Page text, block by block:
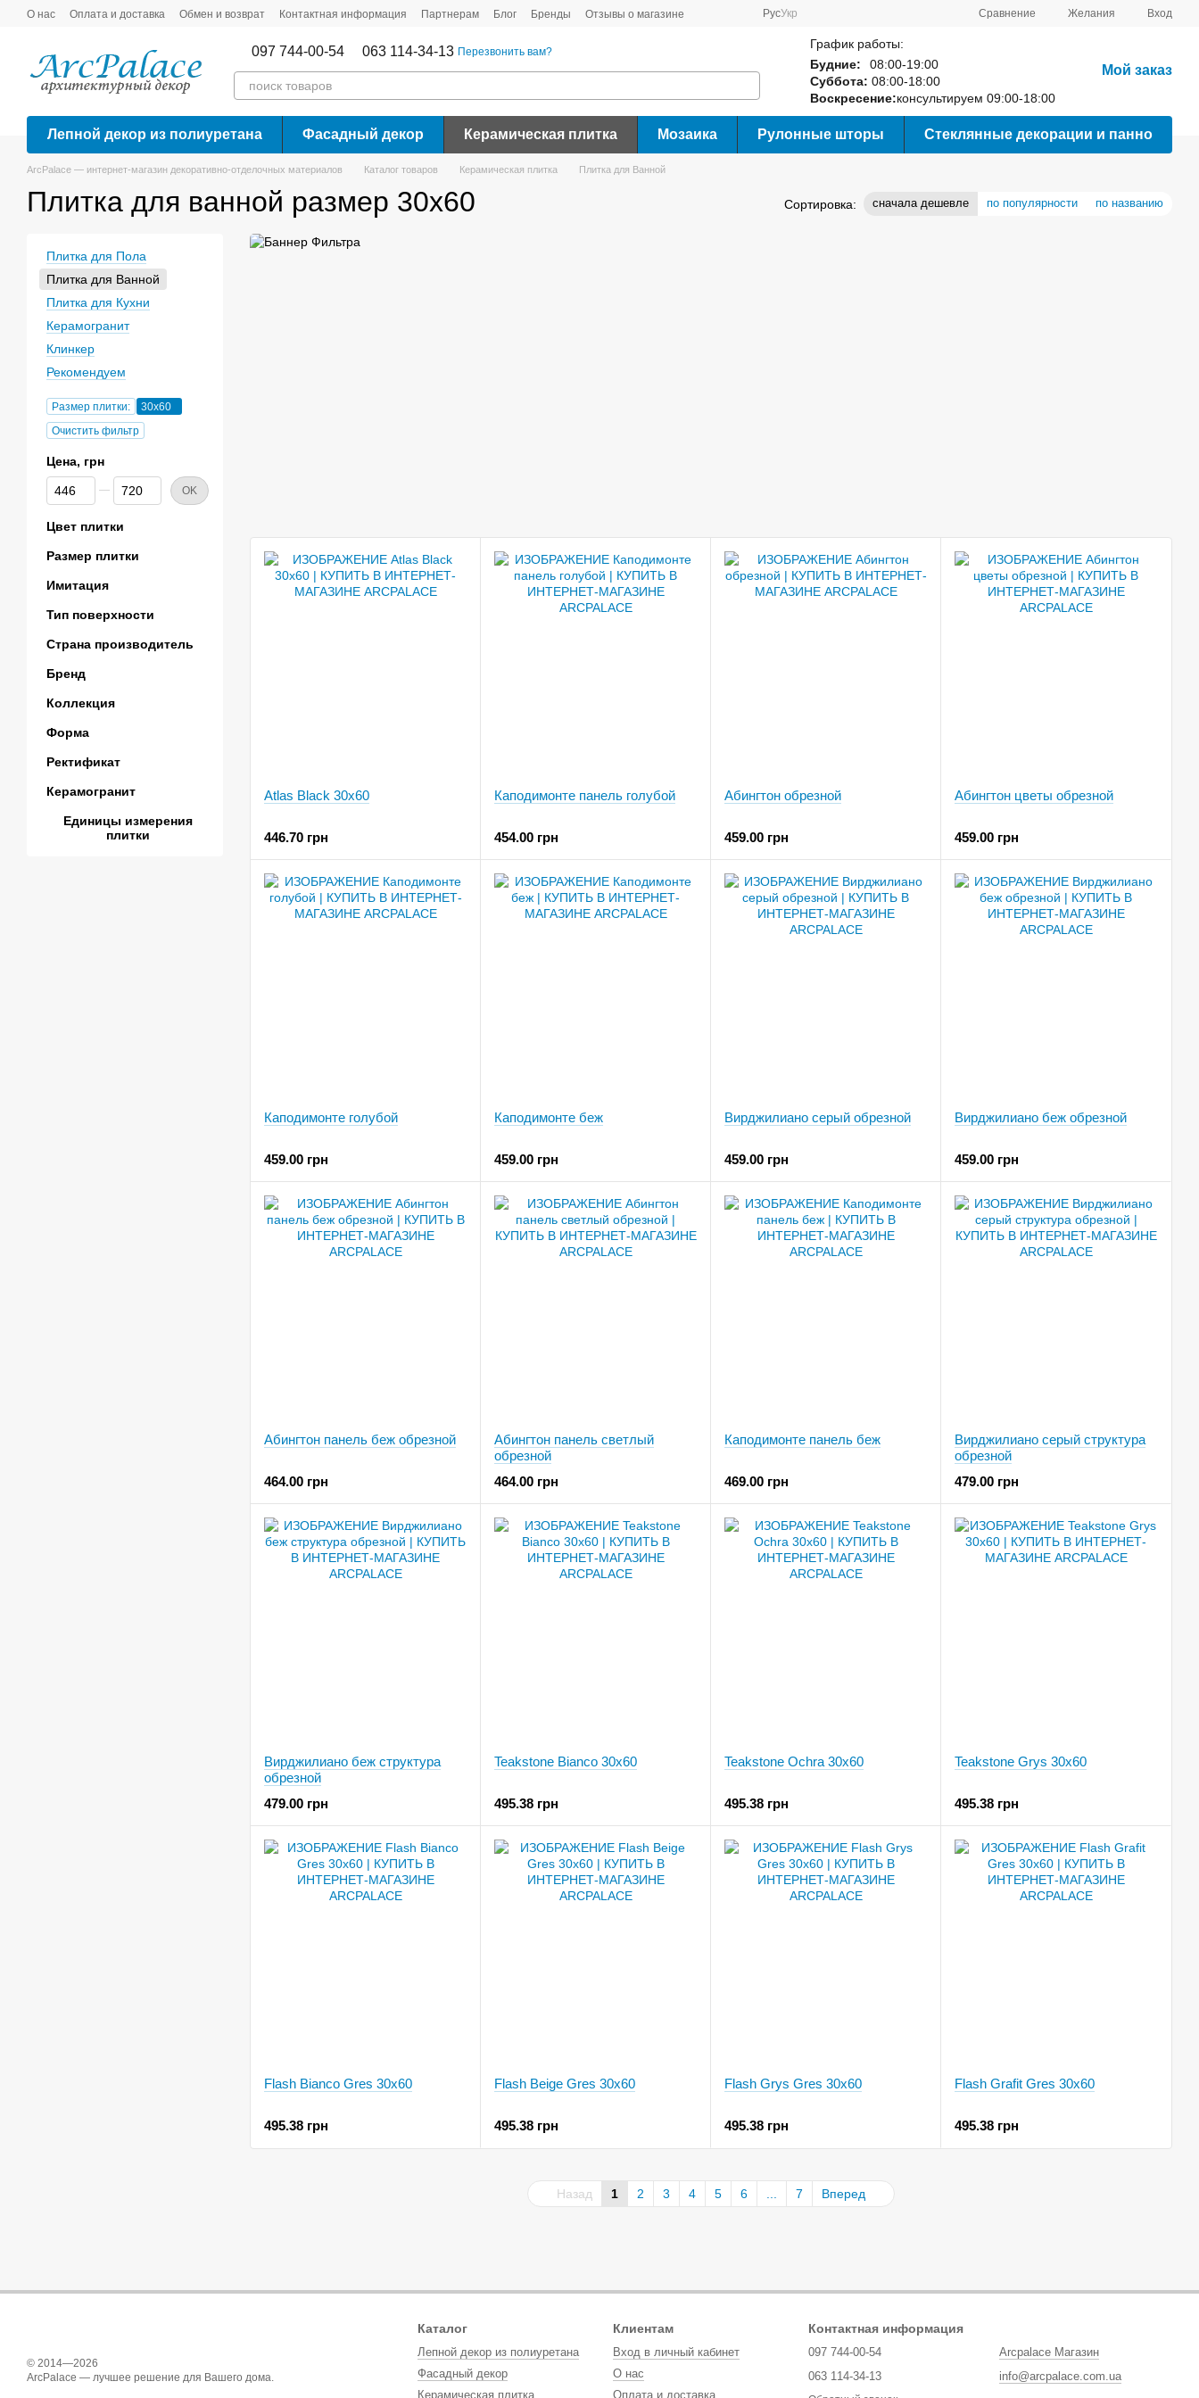
Перейти к основному контенту
О нас Оплата и доставка Обмен и возврат Контактная информация Партнерам Блог Бренды Отзывы о магазине РусУкр Сравнение Желания Вход
097 744-00-54 063 114-34-13 Перезвонить вам?
График работы:
Будние:
08:00-19:00
Суббота: 08:00-18:00
Воскресение:консультируем 09:00-18:00
Мой заказ
Лепной декор из полиуретана Фасадный декор Керамическая плитка Мозаика Рулонные шторы Стеклянные декорации и панно
ArcPalace — интернет-магазин декоративно-отделочных материалов Каталог товаров Керамическая плитка Плитка для Ванной
Плитка для ванной размер 30x60 Сортировка: сначала дешевле по популярности по названию
Atlas Black 30x60
446.70 грн
Каподимонте панель голубой
454.00 грн
Абингтон обрезной
459.00 грн
Абингтон цветы обрезной
459.00 грн
Каподимонте голубой
459.00 грн
Каподимонте беж
459.00 грн
Вирджилиано серый обрезной
459.00 грн
Вирджилиано беж обрезной
459.00 грн
Абингтон панель беж обрезной
464.00 грн
Абингтон панель светлый
обрезной
464.00 грн
Каподимонте панель беж
469.00 грн
Вирджилиано серый структура
обрезной
479.00 грн
Вирджилиано беж структура
обрезной
479.00 грн
Teakstone Bianco 30x60
495.38 грн
Teakstone Ochra 30x60
495.38 грн
Teakstone Grys 30x60
495.38 грн
Flash Bianco Gres 30x60
495.38 грн
Flash Beige Gres 30x60
495.38 грн
Flash Grys Gres 30x60
495.38 грн
Flash Grafit Gres 30x60
495.38 грн
Назад 1 2 3 4 5 6 7 Вперед
Плитка для Пола
Плитка для Ванной
Плитка для Кухни
Керамогранит
Клинкер
Рекомендуем
Размер плитки:
30x60
Очистить фильтр
Цена, грн
От Цена, грн
До Цена, грн OK
Цвет плитки
Размер плитки
Имитация
Тип поверхности
Страна производитель
Бренд
Коллекция
Форма
Ректификат
Керамогранит
Единицы измерения
плитки
© 2014—2026
ArcPalace — лучшее решение для Вашего дома.
Каталог
Лепной декор из полиуретана
Фасадный декор
Керамическая плитка
Клиентам
Вход в личный кабинет
О нас
Оплата и доставка
Контактная информация
097 744-00-54
063 114-34-13
Arcpalace Магазин
info@arcpalace.com.ua